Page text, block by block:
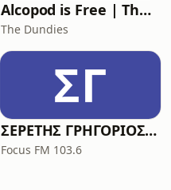
Alcopod is Free | The (Greek) Eurovision Podcast
The Dundies
ΣΓ
ΣΕΡΕΤΗΣ ΓΡΗΓΟΡΙΟΣ - ΚΟΝΤΡΑ ΣΤΟ ΣΥΣΤΗΜΑ
Focus FM 103.6